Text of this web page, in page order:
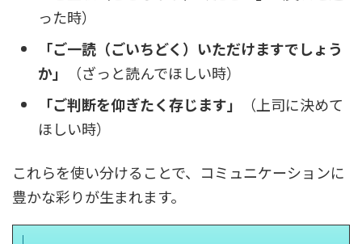
った時）
「ご一読（ごいちどく）いただけますでしょう
か」
（ざっと読んでほしい時）
「ご判断を仰ぎたく存じます」
（上司に決めて
ほしい時）
これらを使い分けることで、コミュニケーションに
豊かな彩りが生まれます。